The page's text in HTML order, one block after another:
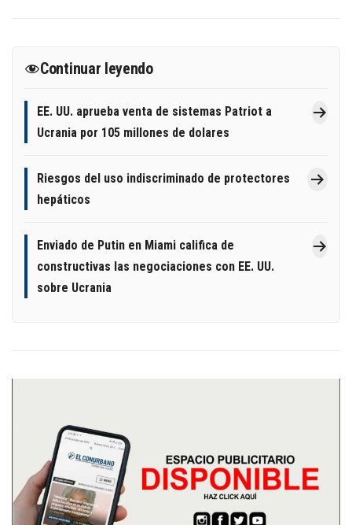
Continuar leyendo
EE. UU. aprueba venta de sistemas Patriot a
Ucrania por 105 millones de dolares
Riesgos del uso indiscriminado de protectores
hepáticos
Enviado de Putin en Miami califica de
constructivas las negociaciones con EE. UU.
sobre Ucrania